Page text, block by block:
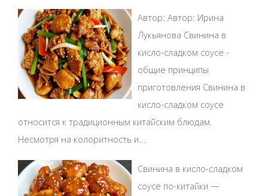
Автор: Автор: Ирина
Лукьянова Свинина в
кисло-сладком соусе -
общие принципы
приготовления Свинина в
кисло-сладком соусе
относится к традиционным китайским блюдам.
Несмотря на колоритность и...
Свинина в кисло-сладком
соусе по-китайки —